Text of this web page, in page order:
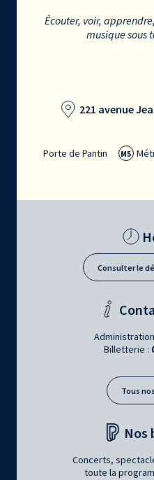
Écouter, voir,
musique sous
221 avenue
Porte de Pantin M5
Consulter le
Billetterie :
Tous
Nos
Concerts,
toute la